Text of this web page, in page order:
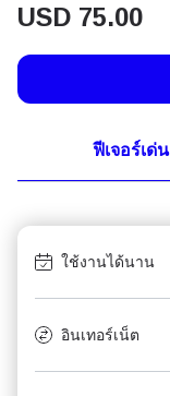
USD 75.00
ฟีเจอร์เด่น
ใช้งานได้นาน
อินเทอร์เน็ต